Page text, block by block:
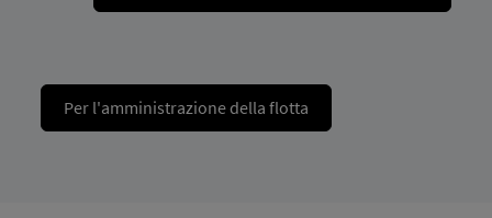
Per l'amministrazione della flotta